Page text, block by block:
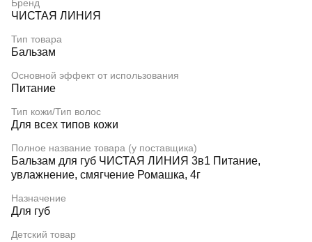
Бренд
ЧИСТАЯ ЛИНИЯ
Тип товара
Бальзам
Основной эффект от использования
Питание
Тип кожи/Тип волос
Для всех типов кожи
Полное название товара (у поставщика)
Бальзам для губ ЧИСТАЯ ЛИНИЯ 3в1 Питание,
увлажнение, смягчение Ромашка, 4г
Назначение
Для губ
Детский товар